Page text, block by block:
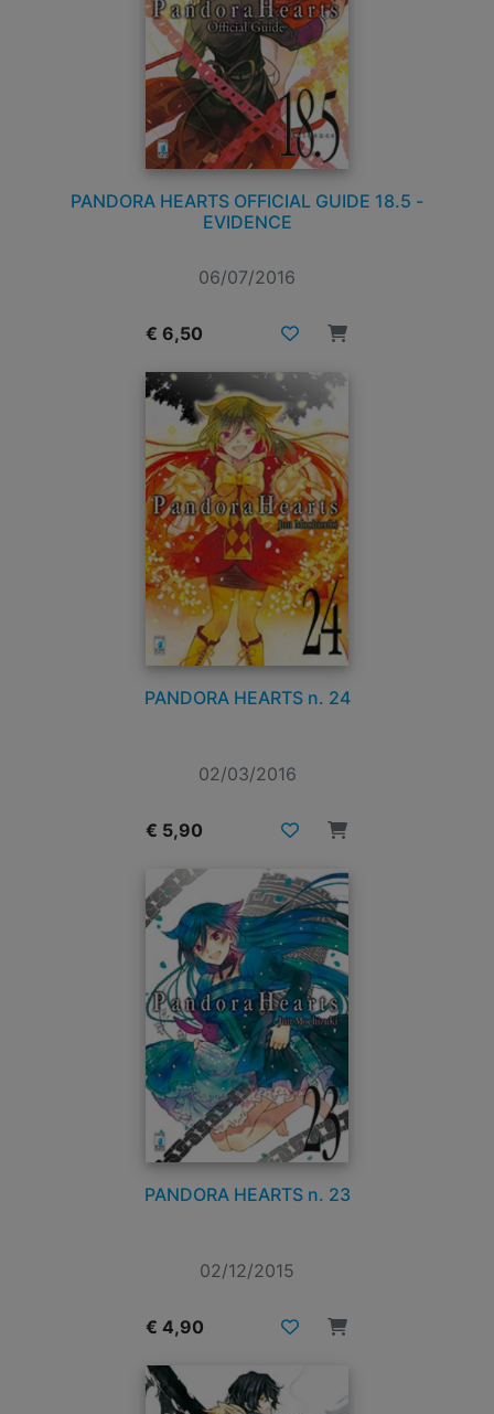
PANDORA HEARTS OFFICIAL GUIDE 18.5 -
EVIDENCE
06/07/2016
€ 6,50
PANDORA HEARTS n. 24
02/03/2016
€ 5,90
PANDORA HEARTS n. 23
02/12/2015
€ 4,90